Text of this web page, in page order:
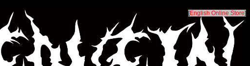
[English Online Store]